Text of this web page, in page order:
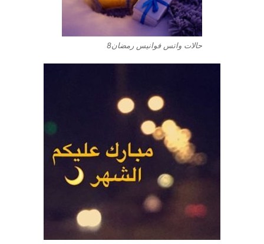
حالات واتس فوانيس رمضان8